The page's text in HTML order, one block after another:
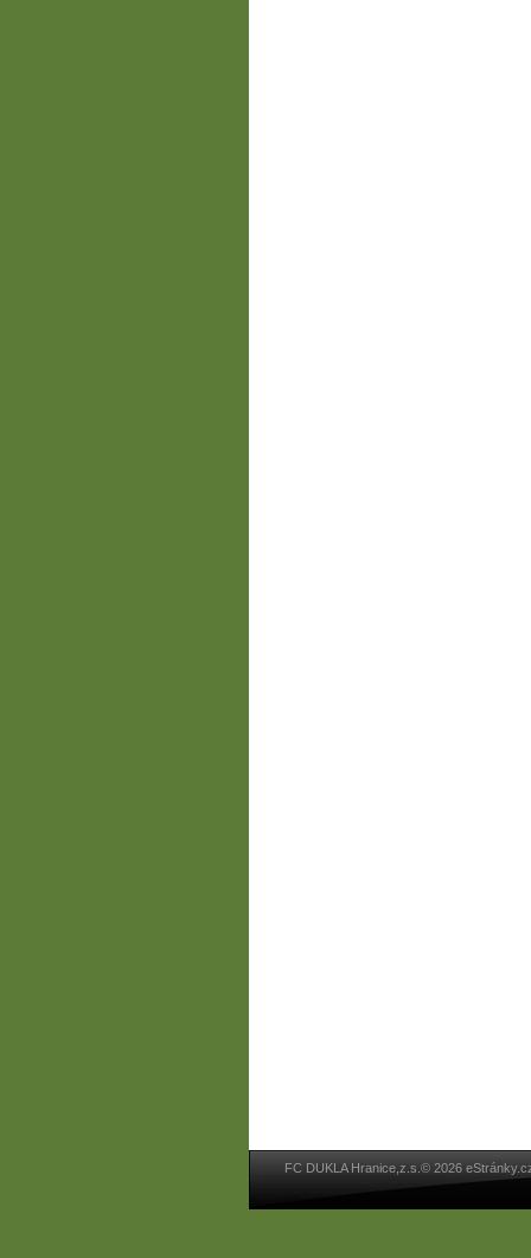
FC DUKLA Hranice,z.s.© 2026